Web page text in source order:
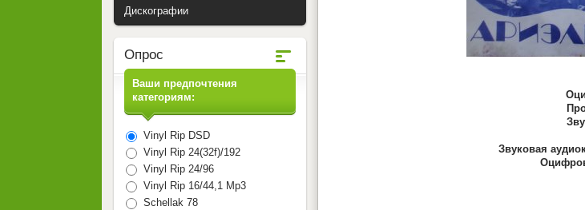
Звуковая
Дискографии
Опрос
Ваши предпочтения
категориям:
Vinyl Rip DSD
Vinyl Rip 24(32f)/192
Vinyl Rip 24/96
Vinyl Rip 16/44,1 Mp3
Schellak 78